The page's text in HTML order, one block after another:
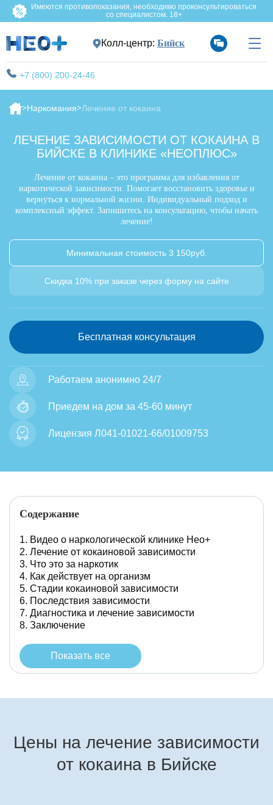
Имеются противопоказания, необходимо проконсультироваться
со специалистом. 18+
Колл-центр: Бийск
+7 (800) 200-24-46
Наркомания Лечение от кокаина
ЛЕЧЕНИЕ ЗАВИСИМОСТИ ОТ КОКАИНА В
БИЙСКЕ В КЛИНИКЕ «НЕОПЛЮС»
Лечение от кокаина – это программа для избавления от
наркотической зависимости. Помогает восстановить здоровье и
вернуться к нормальной жизни. Индивидуальный подход и
комплексный эффект. Запишитесь на консультацию, чтобы начать
лечение!
Минимальная стоимость 3 150руб.
Скидка 10% при заказе через форму на сайте
Бесплатная консультация
Работаем анонимно 24/7
Приедем на дом за 45-60 минут
Лицензия Л041-01021-66/01009753
Содержание
Видео о наркологической клинике Нео+
Лечение от кокаиновой зависимости
Что это за наркотик
Как действует на организм
Стадии кокаиновой зависимости
Последствия зависимости
Диагностика и лечение зависимости
Заключение
Показать все
Цены на лечение зависимости
от кокаина в Бийске